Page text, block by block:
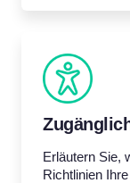
Erläutern Sie,
Richtlinien